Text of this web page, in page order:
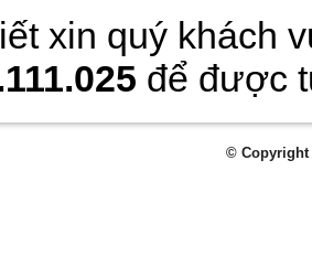
xin quý khách
để được
© Copyright